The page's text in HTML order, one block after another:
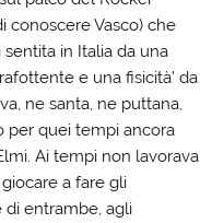
conoscere Vasco) che
in Italia da una
e una fisicità’ da
ne santa, ne puttana,
per quei tempi ancora
Ai tempi non lavorava
a fare gli
di entrambe, agli